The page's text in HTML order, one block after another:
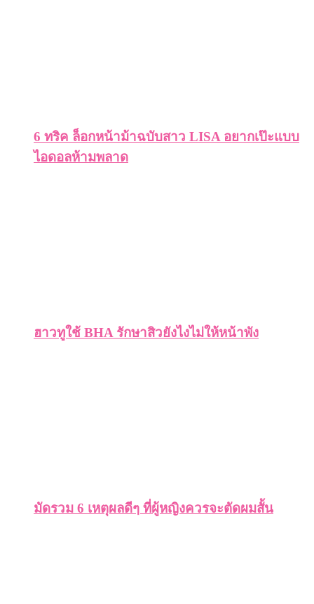
6 ทริค ล็อกหน้าม้าฉบับสาว LISA อยากเป๊ะแบบ
ไอดอลห้ามพลาด
ฮาวทูใช้ BHA รักษาสิวยังไงไม่ให้หน้าพัง
มัดรวม 6 เหตุผลดีๆ ที่ผู้หญิงควรจะตัดผมสั้น